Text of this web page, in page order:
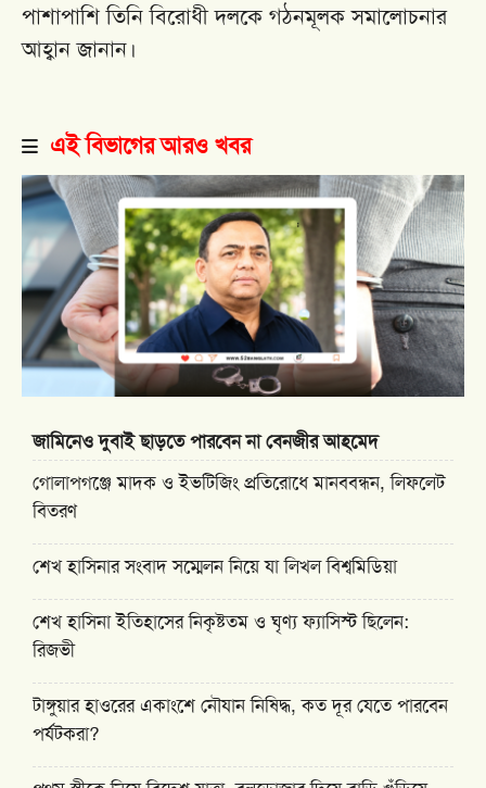
পাশাপাশি তিনি বিরোধী দলকে গঠনমূলক সমালোচনার
আহ্বান জানান।
এই বিভাগের আরও খবর
জামিনেও দুবাই ছাড়তে পারবেন না বেনজীর আহমেদ
গোলাপগঞ্জে মাদক ও ইভটিজিং প্রতিরোধে মানববন্ধন, লিফলেট
বিতরণ
শেখ হাসিনার সংবাদ সম্মেলন নিয়ে যা লিখল বিশ্বমিডিয়া
শেখ হাসিনা ইতিহাসের নিকৃষ্টতম ও ঘৃণ্য ফ্যাসিস্ট ছিলেন:
রিজভী
টাঙ্গুয়ার হাওরের একাংশে নৌযান নিষিদ্ধ, কত দূর যেতে পারবেন
পর্যটকরা?